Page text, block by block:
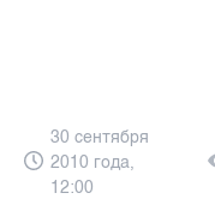
30 сентября
2010 года,
12:00